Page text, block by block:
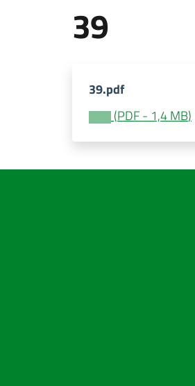
39
39.pdf
(PDF- 1,4 MB)